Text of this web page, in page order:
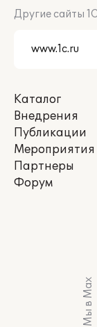
Другие сайты 1С
Каталог
Внедрения
Публикации
Мероприятия
Партнеры
Форум
Мы в Max